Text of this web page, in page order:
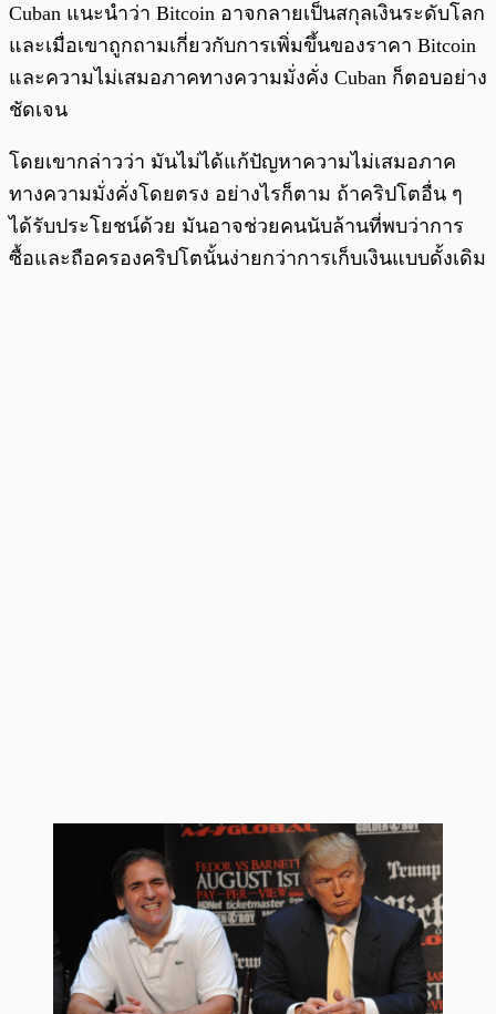
Cuban แนะนำว่า Bitcoin อาจกลายเป็นสกุลเงินระดับโลก
และเมื่อเขาถูกถามเกี่ยวกับการเพิ่มขึ้นของราคา Bitcoin
และความไม่เสมอภาคทางความมั่งคั่ง Cuban ก็ตอบอย่าง
ชัดเจน
โดยเขากล่าวว่า มันไม่ได้แก้ปัญหาความไม่เสมอภาค
ทางความมั่งคั่งโดยตรง อย่างไรก็ตาม ถ้าคริปโตอื่น ๆ
ได้รับประโยชน์ด้วย มันอาจช่วยคนนับล้านที่พบว่าการ
ซื้อและถือครองคริปโตนั้นง่ายกว่าการเก็บเงินแบบดั้งเดิม